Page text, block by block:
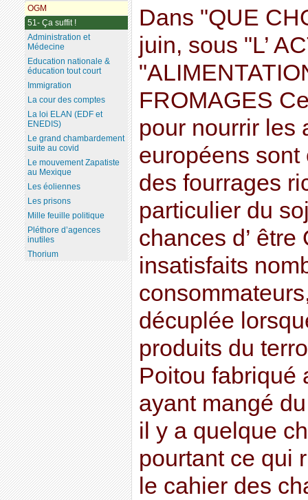
Dans "QUE
juin, sous "L’
FROMAGES
pour nourrir les
européens sont
des fourrages
particulier du
chances d’
insatisfaits
décuplée
produits du
Poitou fabriqué
ayant mangé
il y a quelque
pourtant ce qui
le cahier des
OGM
51- Ça suffit !
Administration et
Médecine
Education nationale &
éducation tout court
Immigration
La cour des comptes
La loi ELAN (EDF et
ENEDIS)
Le grand chambardement
suite au covid
Le mouvement Zapatiste
au Mexique
Les éoliennes
Les prisons
Mille feuille politique
Pléthore d’agences
inutiles
Thorium